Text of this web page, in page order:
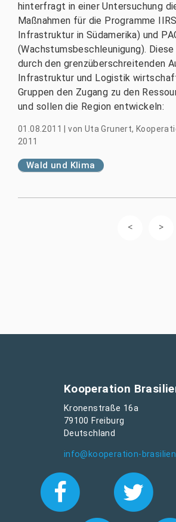
hinterfragt in einer Untersuchung
Maßnahmen für die Programme
Infrastruktur in Südamerika) und
(Wachstumsbeschleunigung).
durch den grenzüberschreitenden
Infrastruktur und Logistik
Gruppen den Zugang zu den
und sollen die Region entwickeln:
01.08.2011 |von Uta Grunert,
2011
Wald und Klima
Kooperation
Kronenstraße 16a
79100 Freiburg
Deutschland
info@kooperation-